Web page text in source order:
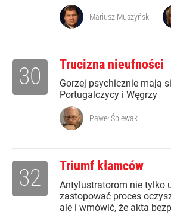
Mariusz Muszyński
Trucizna nieufności
Gorzej psychicznie mają
Portugalczycy i Węgrzy
30
Paweł Śpiewak
Triumf kłamców
Antylustratorom nie tylko
zastopować proces
ale i wmówić, że akta
32